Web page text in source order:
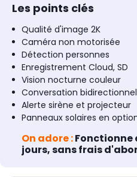
Les points clés
Qualité d'image 2K
Caméra non motorisée
Détection personnes
Enregistrement Cloud, SD
Vision nocturne couleur
Conversation
Alerte sirène et projecteur
Panneaux solaires en
On adore :Fonctionne
jours, sans frais